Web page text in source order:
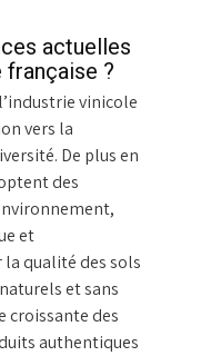
actuelles
française ?
vinicole
vers la
De plus en
des
et
qualité des sols
et sans
croissante des
authentiques